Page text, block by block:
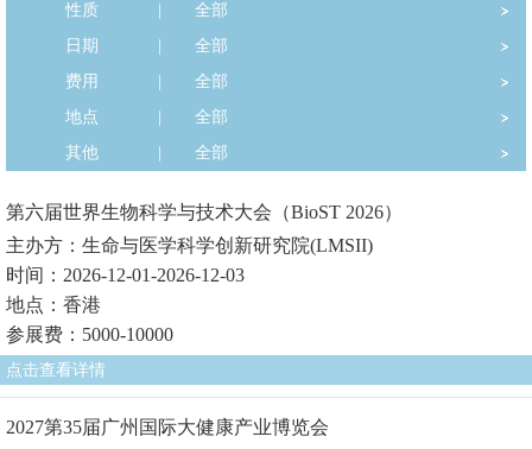
性质
全部
日期
全部
费用
全部
地点
全部
其他
全部
第六届世界生物科学与技术大会（BioST 2026）
主办方：生命与医学科学创新研究院(LMSII)
时间：2026-12-01-2026-12-03
地点：香港
参展费：5000-10000
点击查看详情
2027第35届广州国际大健康产业博览会